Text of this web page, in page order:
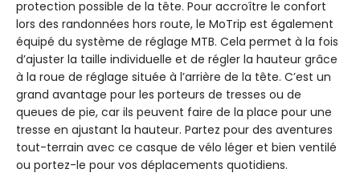
protection possible de la tête. Pour accroître le confort
lors des randonnées hors route, le MoTrip est également
équipé du système de réglage MTB. Cela permet à la fois
d’ajuster la taille individuelle et de régler la hauteur grâce
à la roue de réglage située à l’arrière de la tête. C’est un
grand avantage pour les porteurs de tresses ou de
queues de pie, car ils peuvent faire de la place pour une
tresse en ajustant la hauteur. Partez pour des aventures
tout-terrain avec ce casque de vélo léger et bien ventilé
ou portez-le pour vos déplacements quotidiens.